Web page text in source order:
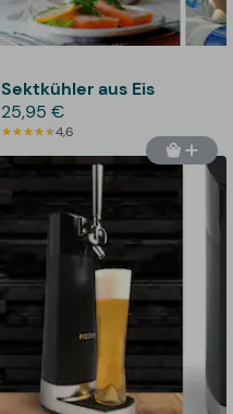
Sektkühler aus Eis
25,95 €
4,6